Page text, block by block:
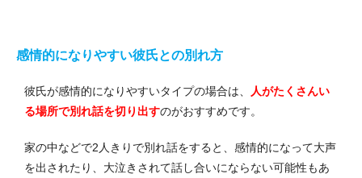
感情的になりやすい彼氏との別れ方
彼氏が感情的になりやすいタイプの場合は、
人がたくさんい
る場所で別れ話を切り出すのがおすすめです。
家の中などで2人きりで別れ話をすると、感情的になって大声
を出されたり、大泣きされて話し合いにならない可能性もあ